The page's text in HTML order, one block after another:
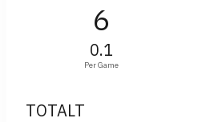
6
0.1
Per Game
TOTALT